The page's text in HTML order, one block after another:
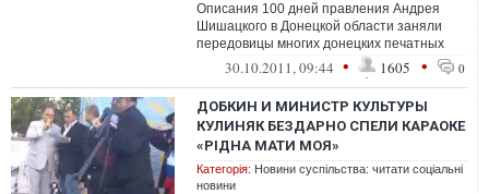
Описания 100 дней правления Андрея
Шишацкого в Донецкой области заняли
передовицы многих донецких печатных
СМИ на текущей неделе. 12 июля 2011
30.10.2011, 09:44 • 1605 • 0
ДОБКИН И МИНИСТР КУЛЬТУРЫ
КУЛИНЯК БЕЗДАРНО СПЕЛИ КАРАОКЕ
«РІДНА МАТИ МОЯ»
Категорія: Новини суспільства: читати соціальні
новини